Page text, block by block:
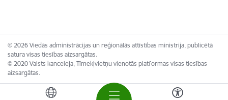
© 2026 Viedās administrācijas un reģionālās attīstības ministrija, publicētā
satura visas tiesības aizsargātas.
© 2020 Valsts kanceleja, Tīmekļvietņu vienotās platformas visas tiesības
aizsargātas.